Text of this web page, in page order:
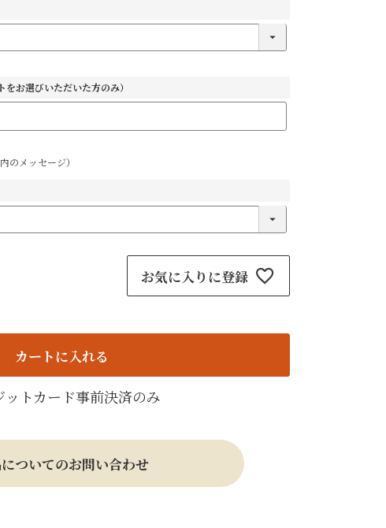
お選びいただいた方のみ）
のメッセージ）
お気に入りに登録
カートに入れる
ットカード事前決済のみ
ついてのお問い合わせ